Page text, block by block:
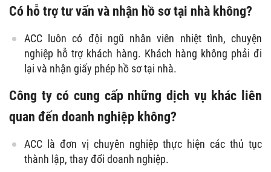
Có hỗ trợ tư vấn và nhận hồ sơ tại nhà không?
ACC luôn có đội ngũ nhân viên nhiệt tình, chuyện
nghiệp hỗ trợ khách hàng. Khách hàng không phải đi
lại và nhận giấy phép hồ sơ tại nhà.
Công ty có cung cấp những dịch vụ khác liên
quan đến doanh nghiệp không?
ACC là đơn vị chuyên nghiệp thực hiện các thủ tục
thành lập, thay đổi doanh nghiệp.